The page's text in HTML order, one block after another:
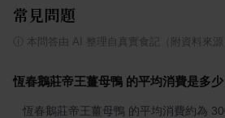
常見問題
本問答由 AI 整理自真實食記（附資料來源
恆春鵝莊帝王薑母鴨 的平均消費是多少
恆春鵝莊帝王薑母鴨 的平均消費約為